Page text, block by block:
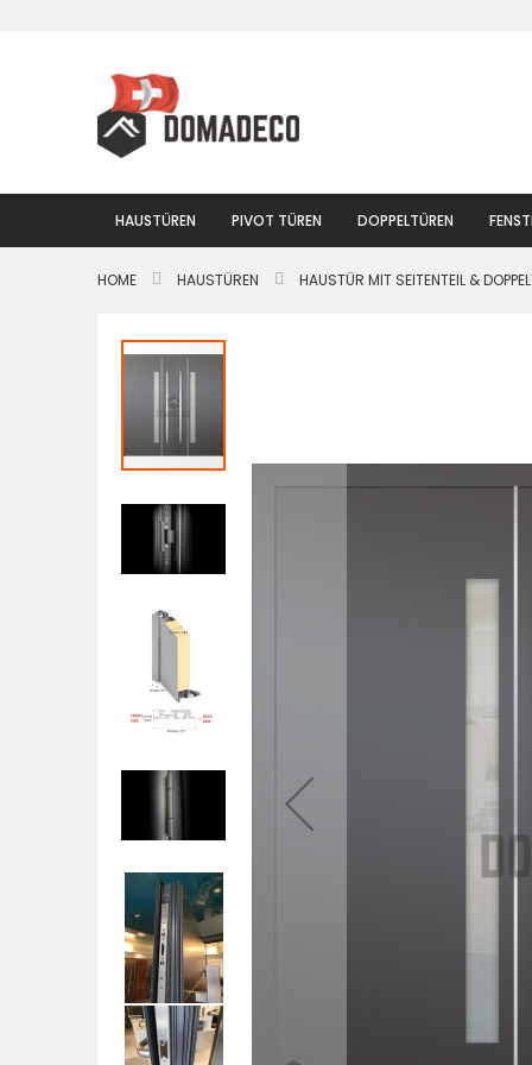
Inhalt
HAUSTÜREN PIVOT TÜREN DOPPELTÜREN
HOME HAUSTÜREN HAUSTÜR MIT SEITENTEIL &
Zum
Ende
Bildgalerie
springen